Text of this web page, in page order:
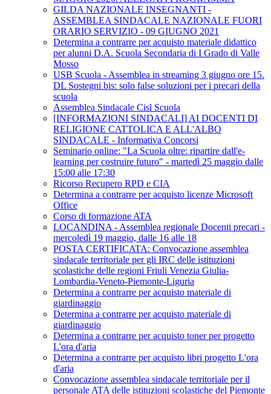
GILDA NAZIONALE INSEGNANTI -
ASSEMBLEA SINDACALE NAZIONALE FUORI
ORARIO SERVIZIO - 09 GIUGNO 2021
Determina a contrarre per acquisto materiale didattico
per alunni D.A. Scuola Secondaria di I Grado di Valle
Mosso
USB Scuola - Assemblea in streaming 3 giugno ore 15.
DL Sostegni bis: solo false soluzioni per i precari della
scuola
Assemblea Sindacale Cisl Scuola
[INFORMAZIONI SINDACALI] AI DOCENTI DI
RELIGIONE CATTOLICA E ALL'ALBO
SINDACALE - Informativa Concorsi
Seminario online: "La Scuola oltre: ripartire dall'e-
learning per costruire futuro" - martedì 25 maggio dalle
15:00 alle 17:30
Ricorso Recupero RPD e CIA
Determina a contrarre per acquisto licenze Microsoft
Office
Corso di formazione ATA
LOCANDINA - Assemblea regionale Docenti precari -
mercoledì 19 maggio, dalle 16 alle 18
POSTA CERTIFICATA: Convocazione assemblea
sindacale territoriale per gli IRC delle istituzioni
scolastiche delle regioni Friuli Venezia Giulia-
Lombardia-Veneto-Piemonte-Liguria
Determina a contrarre per acquisto materiale di
giardinaggio
Determina a contrarre per acquisto materiale di
giardinaggio
Determina a contrarre per acquisto toner per progetto
L'ora d'aria
Determina a contrarre per acquisto libri progetto L'ora
d'aria
Convocazione assemblea sindacale territoriale per il
personale ATA delle istituzioni scolastiche del Piemonte